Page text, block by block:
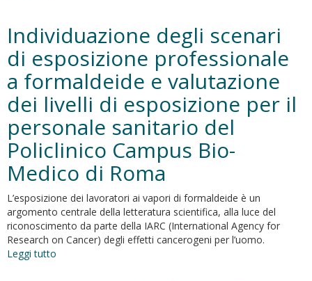
negli
Impianti
di
riscaldamento
e
condizionamento
Individuazione degli scenari
di esposizione professionale
a formaldeide e valutazione
dei livelli di esposizione per il
personale sanitario del
Policlinico Campus Bio-
Medico di Roma
L’esposizione dei lavoratori ai vapori di formaldeide è un
argomento centrale della letteratura scientifica, alla luce del
riconoscimento da parte della IARC (International Agency for
Research on Cancer) degli effetti cancerogeni per l’uomo.
Leggi tutto